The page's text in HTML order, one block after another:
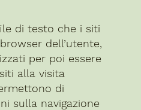
di testo che i siti
dell’utente,
per poi essere
alla visita
di
sulla navigazione